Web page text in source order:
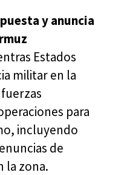
y anuncia
Estados
militar en la
para
incluyendo
de
la zona.